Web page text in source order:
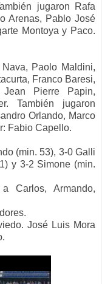
jugaron Rafa
Arenas, Pablo José
Montoya y Paco.
Paolo Maldini,
Franco Baresi,
Pierre Papin,
También jugaron
Orlando, Marco
Fabio Capello.
(min. 53), 3-0 Galli
y 3-2 Simone (min.
Carlos, Armando,
José Luis Mora